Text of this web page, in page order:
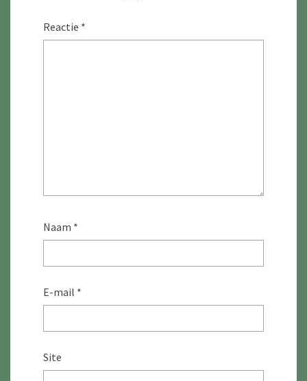
Reactie *
Naam *
E-mail *
Site